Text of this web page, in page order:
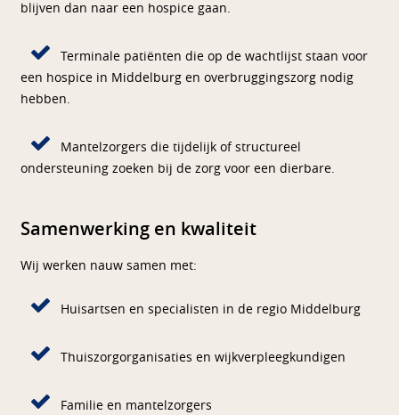
blijven dan naar een hospice gaan.
Terminale patiënten die op de wachtlijst staan voor
een hospice in Middelburg en overbruggingszorg nodig
hebben.
Mantelzorgers die tijdelijk of structureel
ondersteuning zoeken bij de zorg voor een dierbare.
Samenwerking en kwaliteit
Wij werken nauw samen met:
Huisartsen en specialisten in de regio Middelburg
Thuiszorgorganisaties en wijkverpleegkundigen
Familie en mantelzorgers